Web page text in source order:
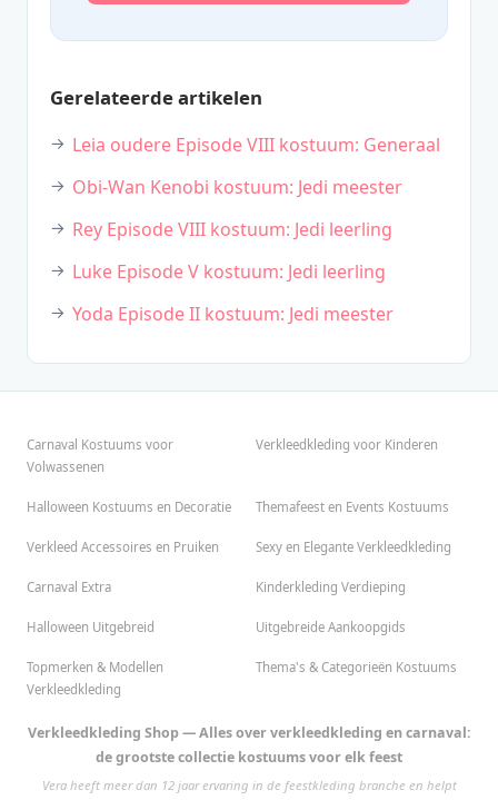
Gerelateerde artikelen
Leia oudere Episode VIII kostuum: Generaal
Obi-Wan Kenobi kostuum: Jedi meester
Rey Episode VIII kostuum: Jedi leerling
Luke Episode V kostuum: Jedi leerling
Yoda Episode II kostuum: Jedi meester
Carnaval Kostuums voor
Volwassenen
Verkleedkleding voor Kinderen
Halloween Kostuums en Decoratie Themafeest en Events Kostuums
Verkleed Accessoires en Pruiken Sexy en Elegante Verkleedkleding
Carnaval Extra Kinderkleding Verdieping
Halloween Uitgebreid Uitgebreide Aankoopgids
Topmerken & Modellen
Verkleedkleding
Thema's & Categorieën Kostuums
Verkleedkleding Shop — Alles over verkleedkleding en carnaval:
de grootste collectie kostuums voor elk feest
Vera heeft meer dan 12 jaar ervaring in de feestkleding branche en helpt